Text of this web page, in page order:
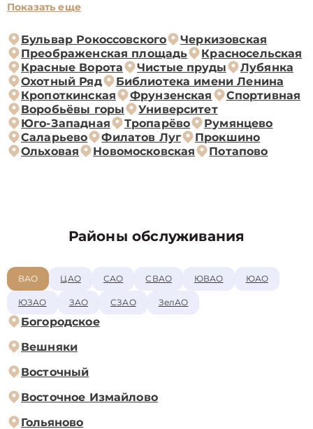
Показать еще
Бульвар Рокоссовского
Черкизовская
Преображенская площадь
Красносельская
Красные Ворота
Чистые пруды
Лубянка
Охотный Ряд
Библиотека имени Ленина
Кропоткинская
Фрунзенская
Спортивная
Воробьёвы горы
Университет
Юго-Западная
Тропарёво
Румянцево
Саларьево
Филатов Луг
Прокшино
Ольховая
Новомосковская Потапово
Районы обслуживания
ВАО ЦАО САО СВАО ЮВАО ЮАО
ЮЗАО ЗАО СЗАО ЗелАО
Богородское
Вешняки
Восточный
Восточное Измайлово
Гольяново